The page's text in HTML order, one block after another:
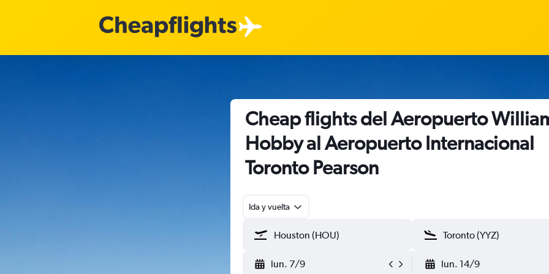
Cheap flights del Aeropuerto
Hobby al Aeropuerto Internacional
Toronto Pearson
Ida y vuelta
lun. 7/9 lun. 14/9